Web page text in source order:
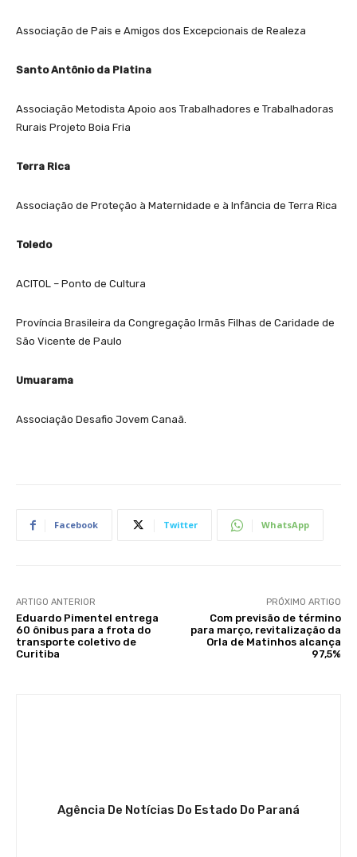
Associação de Pais e Amigos dos Excepcionais de Realeza
Santo Antônio da Platina
Associação Metodista Apoio aos Trabalhadores e Trabalhadoras
Rurais Projeto Boia Fria
Terra Rica
Associação de Proteção à Maternidade e à Infância de Terra Rica
Toledo
ACITOL – Ponto de Cultura
Província Brasileira da Congregação Irmãs Filhas de Caridade de
São Vicente de Paulo
Umuarama
Associação Desafio Jovem Canaã.
Facebook Twitter WhatsApp
ARTIGO ANTERIOR
Eduardo Pimentel entrega
60 ônibus para a frota do
transporte coletivo de
Curitiba
PRÓXIMO ARTIGO
Com previsão de término
para março, revitalização da
Orla de Matinhos alcança
97,5%
Agência De Notícias Do Estado Do Paraná